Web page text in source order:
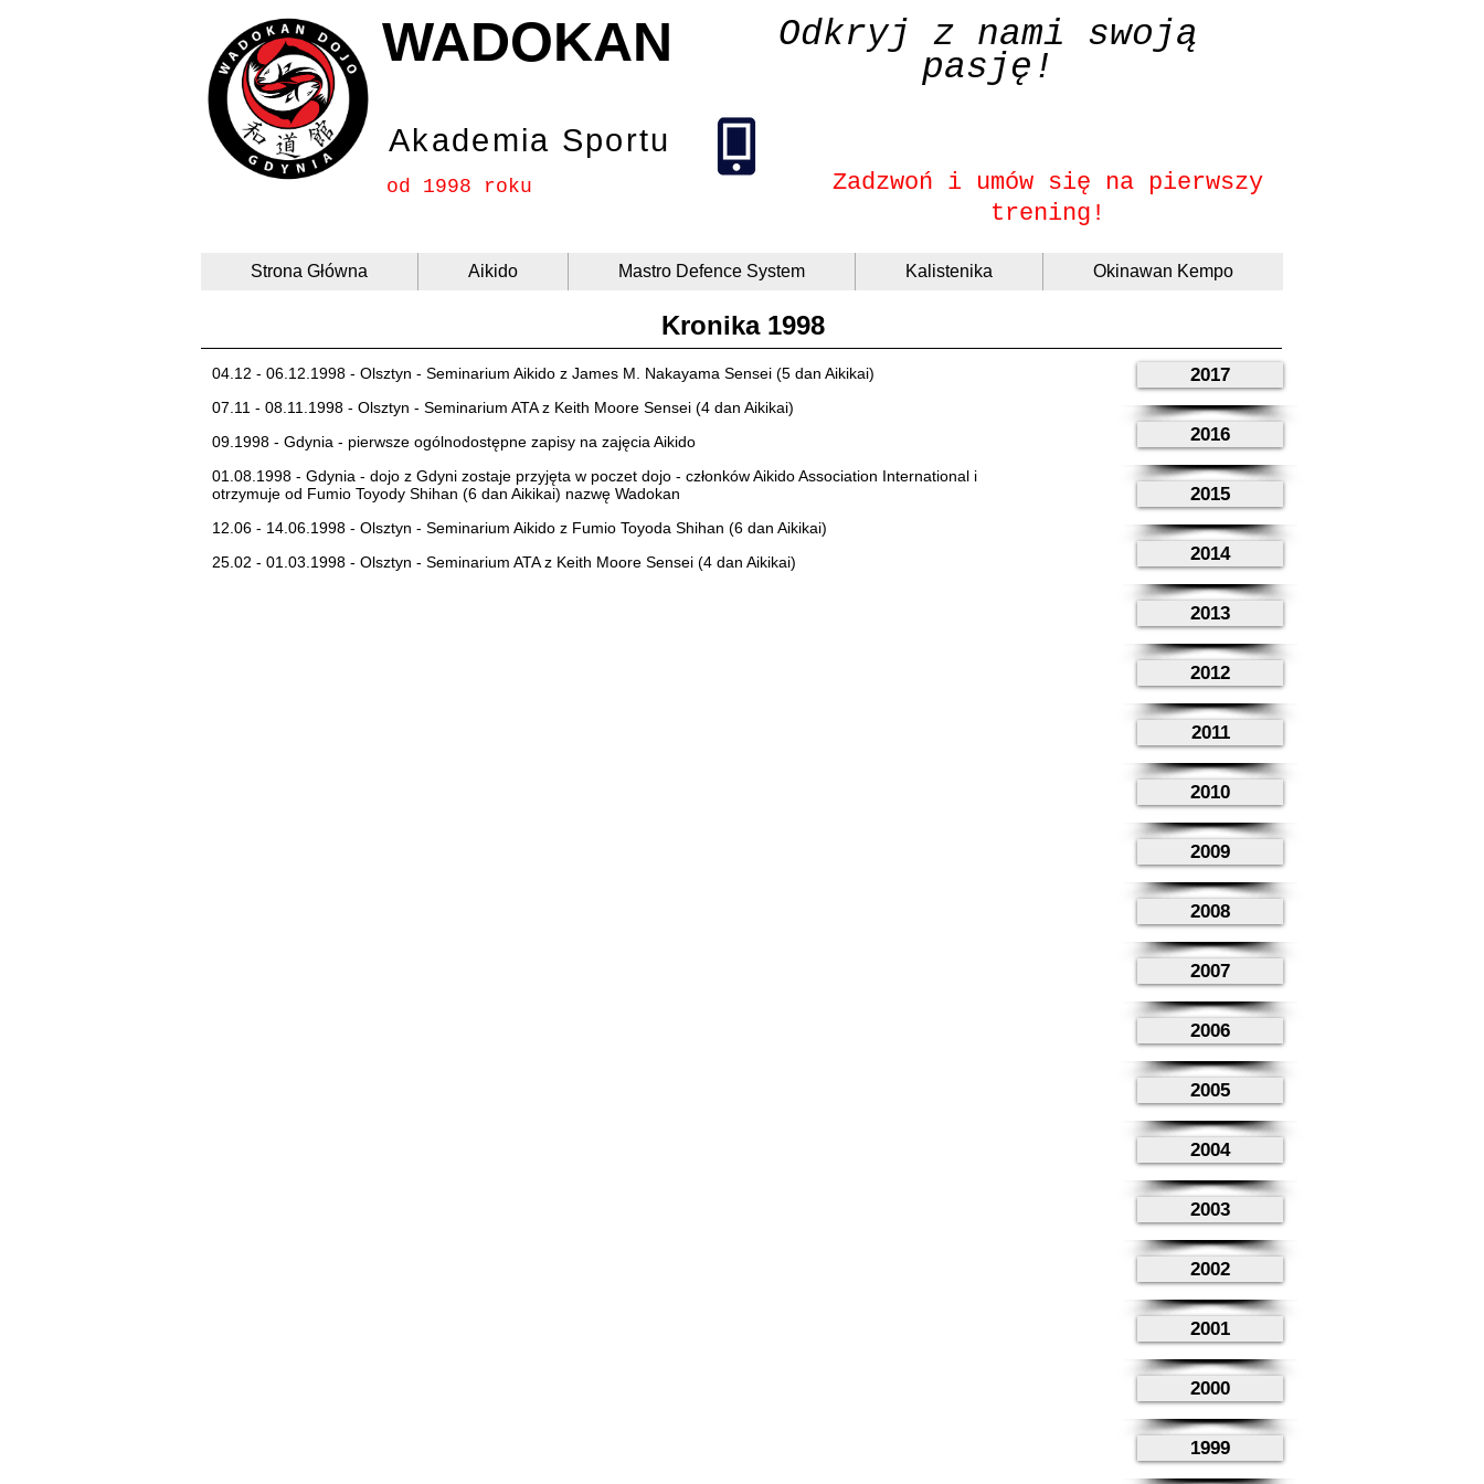
WADOKAN
Akademia Sportu
od 1998 roku
Odkryj z nami swoją
pasję!
Zadzwoń i umów się na pierwszy
trening!
Strona Główna Aikido Mastro Defence System Kalistenika Okinawan Kempo
Kronika 1998
04.12 - 06.12.1998 - Olsztyn - Seminarium Aikido z James M. Nakayama Sensei (5 dan Aikikai)
07.11 - 08.11.1998 - Olsztyn - Seminarium ATA z Keith Moore Sensei (4 dan Aikikai)
09.1998 - Gdynia - pierwsze ogólnodostępne zapisy na zajęcia Aikido
01.08.1998 - Gdynia - dojo z Gdyni zostaje przyjęta w poczet dojo - członków Aikido Association International i
otrzymuje od Fumio Toyody Shihan (6 dan Aikikai) nazwę Wadokan
12.06 - 14.06.1998 - Olsztyn - Seminarium Aikido z Fumio Toyoda Shihan (6 dan Aikikai)
25.02 - 01.03.1998 - Olsztyn - Seminarium ATA z Keith Moore Sensei (4 dan Aikikai)
2017
2016
2015
2014
2013
2012
2011
2010
2009
2008
2007
2006
2005
2004
2003
2002
2001
2000
1999